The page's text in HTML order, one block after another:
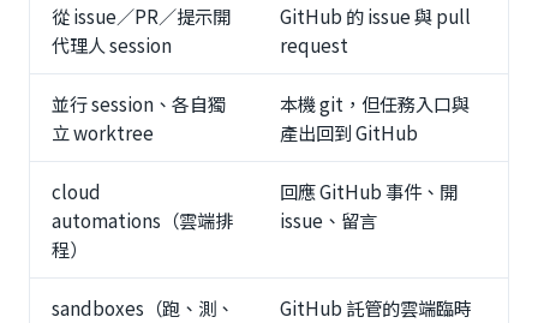
從 issue／PR／提示開
代理人 session
GitHub 的 issue 與 pull
request
並行 session、各自獨
立 worktree
本機 git，但任務入口與
產出回到 GitHub
cloud
automations（雲端排
程）
回應 GitHub 事件、開
issue、留言
sandboxes（跑、測、
GitHub 託管的雲端臨時